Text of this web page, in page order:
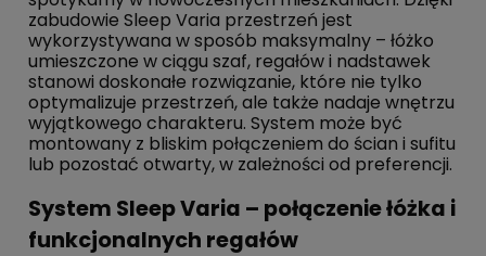
zabudowie Sleep Varia przestrzeń jest
wykorzystywana w sposób maksymalny – łóżko
umieszczone w ciągu szaf, regałów i nadstawek
stanowi doskonałe rozwiązanie, które nie tylko
optymalizuje przestrzeń, ale także nadaje wnętrzu
wyjątkowego charakteru. System może być
montowany z bliskim połączeniem do ścian i sufitu
lub pozostać otwarty, w zależności od preferencji.
System Sleep Varia – połączenie łóżka i
funkcjonalnych regałów